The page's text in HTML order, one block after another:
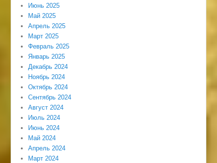
Июнь 2025
Май 2025
Апрель 2025
Март 2025
Февраль 2025
Январь 2025
Декабрь 2024
Ноябрь 2024
Октябрь 2024
Сентябрь 2024
Август 2024
Июль 2024
Июнь 2024
Май 2024
Апрель 2024
Март 2024